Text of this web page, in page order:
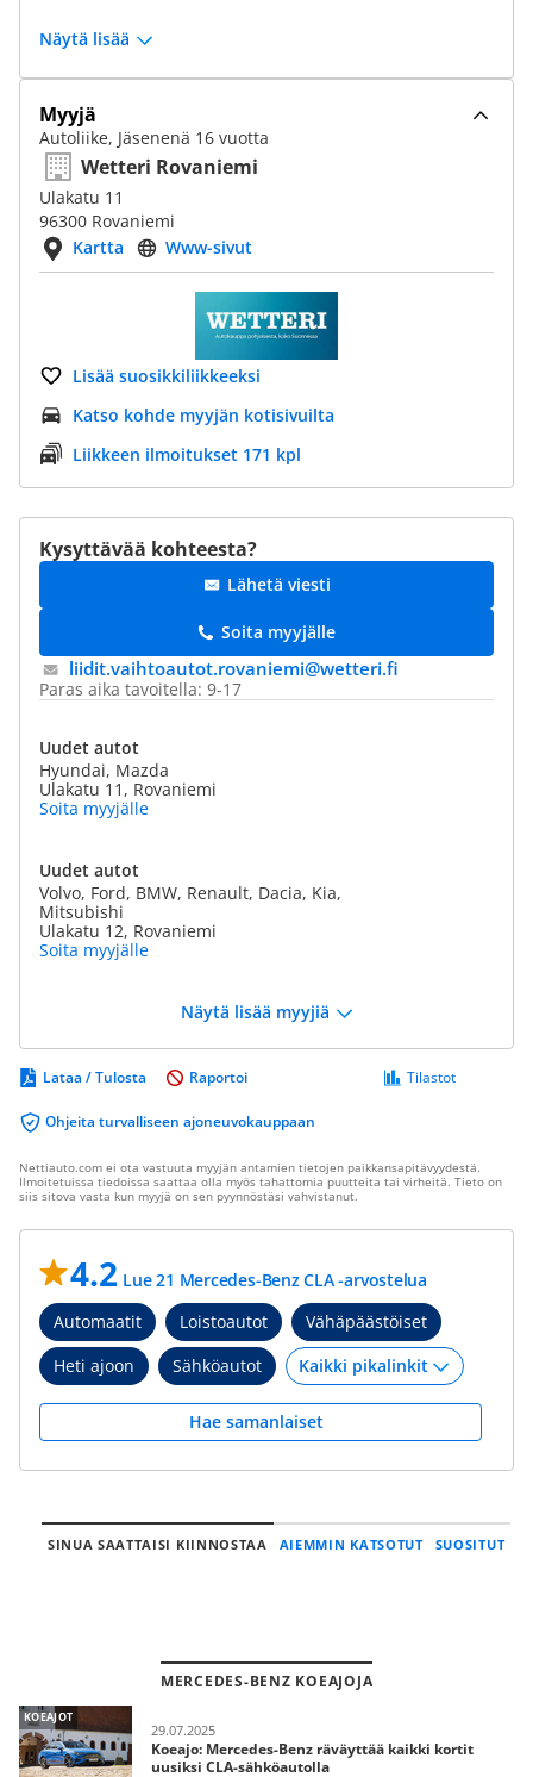
Näytä lisää
Myyjä
Autoliike, Jäsenenä 16 vuotta
Wetteri Rovaniemi
Ulakatu 11
96300 Rovaniemi
Kartta
Www-sivut
Lisää suosikkiliikkeeksi
Katso kohde myyjän kotisivuilta
Liikkeen ilmoitukset 171 kpl
Kysyttävää kohteesta?
Lähetä viesti
Soita myyjälle
liidit.vaihtoautot.rovaniemi@​wetteri.fi
Paras aika tavoitella: 9-17
Uudet autot
Hyundai, Mazda
Ulakatu 11, Rovaniemi
Soita myyjälle
Uudet autot
Volvo, Ford, BMW, Renault, Dacia, Kia,
Mitsubishi
Ulakatu 12, Rovaniemi
Soita myyjälle
Näytä lisää myyjiä
Lataa / Tulosta
Ohjeita turvalliseen ajoneuvokauppaan
Tilastot
Raportoi
Nettiauto.com ei ota vastuuta myyjän antamien tietojen paikkansapitävyydestä.
Ilmoitetuissa tiedoissa saattaa olla myös tahattomia puutteita tai virheitä. Tieto on
siis sitova vasta kun myyjä on sen pyynnöstäsi vahvistanut.
4.2 Lue 21 Mercedes-Benz CLA -arvostelua
Automaatit
Loistoautot
Vähäpäästöiset
Heti ajoon
Sähköautot
Hae samanlaiset
SINUA SAATTAISI KIINNOSTAA AIEMMIN KATSOTUT SUOSITUT
MERCEDES-BENZ KOEAJOJA
KOEAJOT
29.07.2025
Koeajo: Mercedes-Benz räväyttää kaikki kortit
uusiksi CLA-sähköautolla